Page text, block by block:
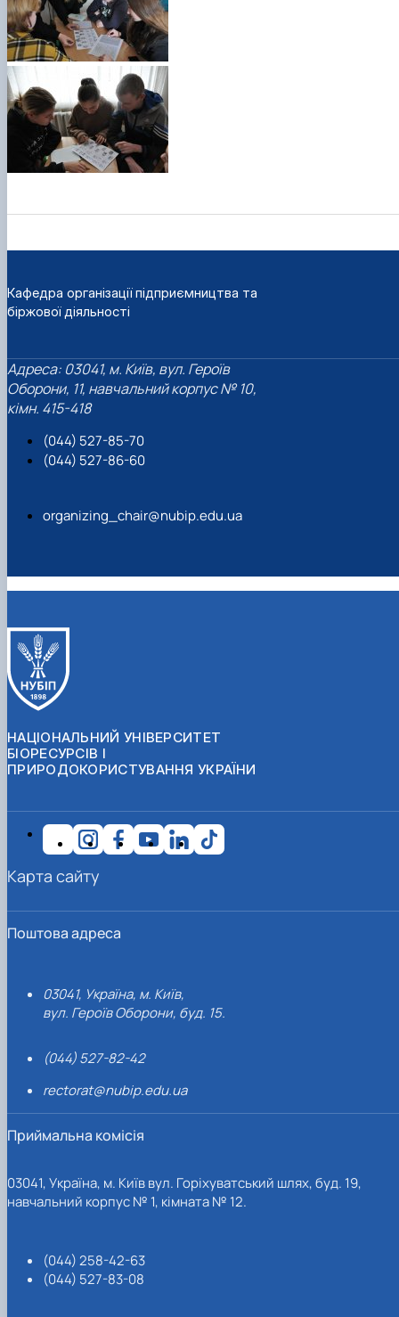
Кафедра організації підприємництва та
біржової діяльності
Адреса: 03041, м. Київ, вул. Героїв
Оборони, 11, навчальний корпус № 10,
кімн. 415-418
(044) 527-85-70
(044) 527-86-60
organizing_chair@nubip.edu.ua
НАЦІОНАЛЬНИЙ УНІВЕРСИТЕТ
БІОРЕСУРСІВ І
ПРИРОДОКОРИСТУВАННЯ УКРАЇНИ
Поштова адреса
03041, Україна, м. Київ,
вул. Героїв Оборони, буд. 15.
(044) 527-82-42
rectorat@nubip.edu.ua
Приймальна комісія
03041, Україна, м. Київ вул. Горіхуватський шлях, буд. 19,
навчальний корпус № 1, кімната № 12.
(044) 258-42-63
(044) 527-83-08
Карта сайту